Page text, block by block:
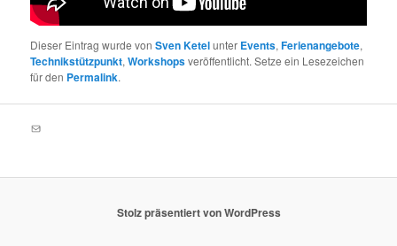
Dieser Eintrag wurde vonSven Ketelunter Events,Ferienangebote,
Technikstützpunkt,Workshopsveröffentlicht. Setze ein Lesezeichen
für den Permalink.
E-Mail
Stolz präsentiert von WordPress